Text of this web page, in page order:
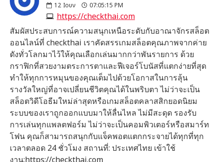
12 Ιουν 07:05:15 PM
https://checkthai.com
สัมผัสประสบการณ์ความสนุกเหนือระดับกับอาณาจักรสล็อต
ออนไลน์ที่ checkthai เราคัดสรรเกมสล็อตคุณภาพจากค่าย
ดังทั่วโลกมาไว้ให้คุณเลือกเล่นมากกว่าพันรายการ ด้วย
กราฟิกที่สวยงามตระการตาและฟีเจอร์โบนัสที่แตกง่ายที่สุด
ทำให้ทุกการหมุนของคุณเต็มไปด้วยโอกาสในการลุ้น
รางวัลใหญ่ที่อาจเปลี่ยนชีวิตคุณได้ในพริบตา ไม่ว่าจะเป็น
สล็อตวิดีโอธีมใหม่ล่าสุดหรือเกมสล็อตคลาสสิกยอดนิยม
ระบบของเราถูกออกแบบมาให้ลื่นไหล ไม่มีสะดุด รองรับ
การเล่นทุกแพลตฟอร์ม ไม่ว่าจะเป็นคอมพิวเตอร์หรือสมาร์ท
โฟน คุณก็สามารถสนุกกับแจ็คพอตแตกกระจายได้ทุกที่ทุก
เวลาตลอด 24 ชั่วโมง สถานที่: ประเทศไทย เข้าใช้
งาน:https://checkthai.com